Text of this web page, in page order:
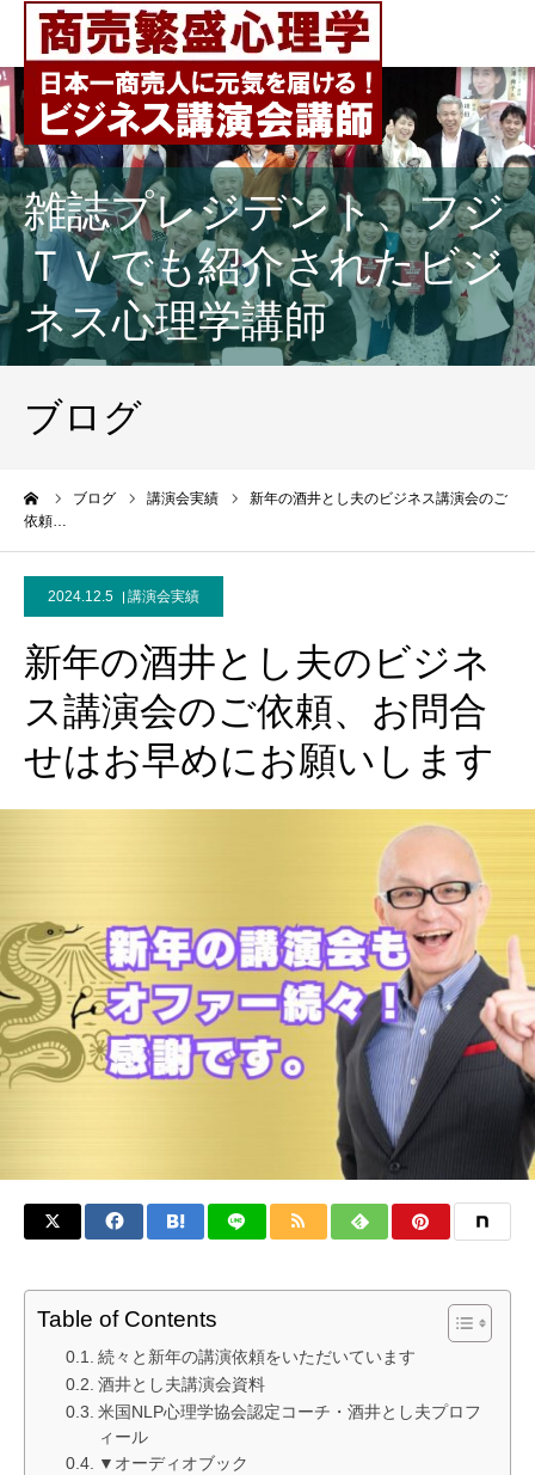
雑誌プレジデント、フジ
ＴＶでも紹介されたビジ
ネス心理学講師
ブログ
ブログ 講演会実績
新年の酒井とし夫のビジネス講演会のご
依頼…
2024.12.5 講演会実績
新年の酒井とし夫のビジネ
ス講演会のご依頼、お問合
せはお早めにお願いします
Table of Contents
続々と新年の講演依頼をいただいています
酒井とし夫講演会資料
米国NLP心理学協会認定コーチ・酒井とし夫プロフ
ィール
▼オーディオブック